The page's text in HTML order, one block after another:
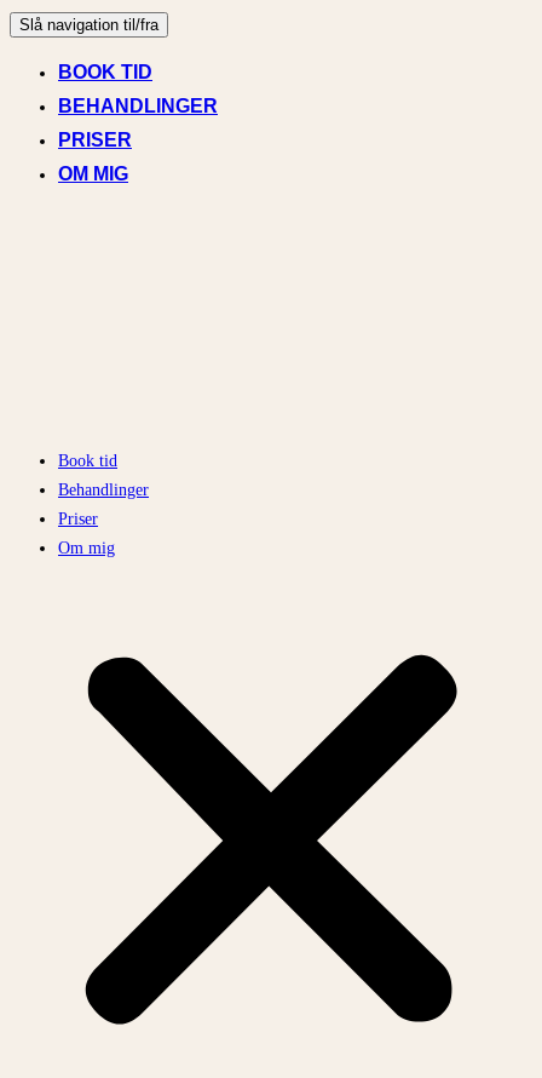
Slå navigation til/fra
BOOK TID
BEHANDLINGER
PRISER
OM MIG
Book tid
Behandlinger
Priser
Om mig